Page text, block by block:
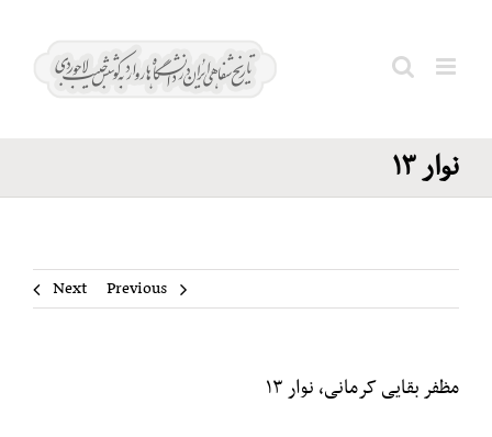
بقایی
نوار ۱۳
Previous
Next
مظفر بقایی کرمانی، نوار ۱۳